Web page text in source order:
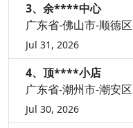
3、余****中心
广东省-佛山市-顺德区
Jul 31, 2026
4、顶****小店
广东省-潮州市-潮安区
Jul 30, 2026